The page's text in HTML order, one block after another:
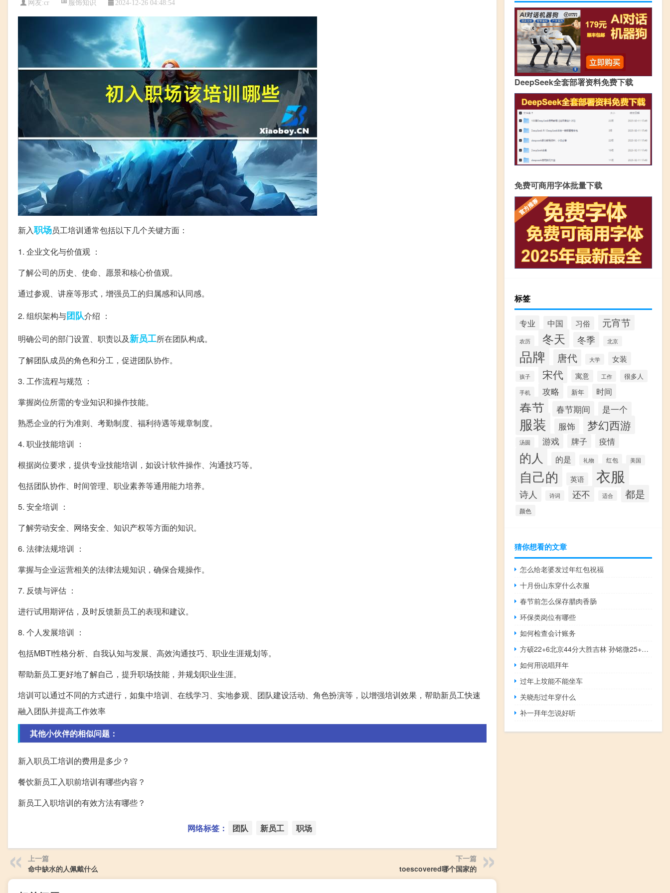
网友:cr 2024-12-26 04:48:54
新入职场员工培训通常包括以下几个关键方面：
1. 企业文化与价值观 ：
了解公司的历史、使命、愿景和核心价值观。
通过参观、讲座等形式，增强员工的归属感和认同感。
2. 组织架构与团队介绍 ：
明确公司的部门设置、职责以及新员工所在团队构成。
了解团队成员的角色和分工，促进团队协作。
3. 工作流程与规范 ：
掌握岗位所需的专业知识和操作技能。
熟悉企业的行为准则、考勤制度、福利待遇等规章制度。
4. 职业技能培训 ：
根据岗位要求，提供专业技能培训，如设计软件操作、沟通技巧等。
包括团队协作、时间管理、职业素养等通用能力培养。
5. 安全培训 ：
了解劳动安全、网络安全、知识产权等方面的知识。
6. 法律法规培训 ：
掌握与企业运营相关的法律法规知识，确保合规操作。
7. 反馈与评估 ：
进行试用期评估，及时反馈新员工的表现和建议。
8. 个人发展培训 ：
包括MBTI性格分析、自我认知与发展、高效沟通技巧、职业生涯规划等。
帮助新员工更好地了解自己，提升职场技能，并规划职业生涯。
培训可以通过不同的方式进行，如集中培训、在线学习、实地参观、团队建设活动、角色扮演等，以增强培训效果，帮助新员工快速
融入团队并提高工作效率
其他小伙伴的相似问题：
新入职员工培训的费用是多少？
餐饮新员工入职前培训有哪些内容？
新员工入职培训的有效方法有哪些？
网络标签： 团队 新员工 职场
上一篇
命中缺水的人佩戴什么
下一篇
toescovered哪个国家的
DeepSeek全套部署资料免费下载
免费可商用字体批量下载
标签
专业 中国 习俗 元宵节
农历 冬天 冬季 北京
品牌 唐代 大学 女装
孩子 宋代 寓意 工作 很多人
手机 攻略 新年 时间
春节 春节期间 是一个
服装 服饰 梦幻西游
汤圆 游戏 牌子 疫情
的人 的是 礼物 红包 美国
自己的 英语 衣服
诗人 诗词 还不 适合 都是
颜色
猜你想看的文章
怎么给老婆发过年红包祝福
十月份山东穿什么衣服
春节前怎么保存腊肉香肠
环保类岗位有哪些
如何检查会计账务
方硕22+6北京44分大胜吉林 孙铭微25+6+8 东阳光22分大胜山西
如何用说唱拜年
过年上坟能不能坐车
关晓彤过年穿什么
补一拜年怎说好听